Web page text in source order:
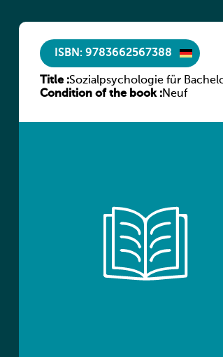
ISBN: 9783662567388
Title :Sozialpsychologie für
Condition of the book :Neuf